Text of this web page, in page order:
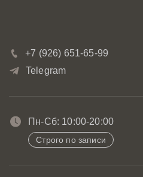
+7 (926) 651-65-99
Telegram
Пн-Сб: 10:00-20:00
Строго по записи